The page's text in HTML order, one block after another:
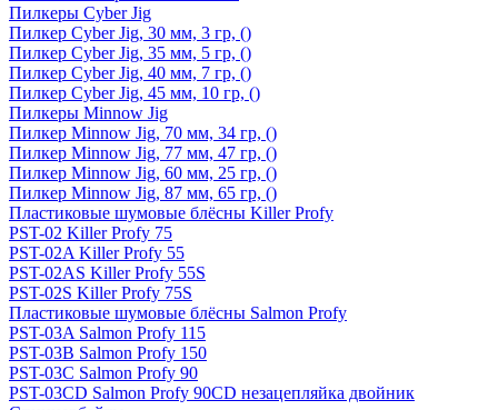
Пилкеры Cyber Jig
Пилкер Cyber Jig, 30 мм, 3 гр, ()
Пилкер Cyber Jig, 35 мм, 5 гр, ()
Пилкер Cyber Jig, 40 мм, 7 гр, ()
Пилкер Cyber Jig, 45 мм, 10 гр, ()
Пилкеры Minnow Jig
Пилкер Minnow Jig, 70 мм, 34 гр, ()
Пилкер Minnow Jig, 77 мм, 47 гр, ()
Пилкер Minnow Jig, 60 мм, 25 гр, ()
Пилкер Minnow Jig, 87 мм, 65 гр, ()
Пластиковые шумовые блёсны Killer Profy
PST-02 Killer Profy 75
PST-02A Killer Profy 55
PST-02AS Killer Profy 55S
PST-02S Killer Profy 75S
Пластиковые шумовые блёсны Salmon Profy
PST-03A Salmon Profy 115
PST-03B Salmon Profy 150
PST-03C Salmon Profy 90
PST-03CD Salmon Profy 90CD незацепляйка двойник